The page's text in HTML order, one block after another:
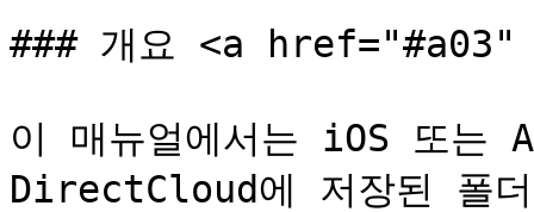
### 개요 <a
이 매뉴얼에서는 iOS 또는
DirectCloud에 저장된 폴더